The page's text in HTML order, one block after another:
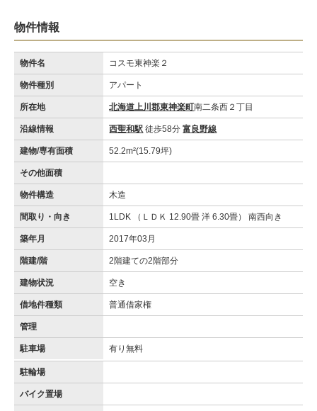
物件情報
物件名 コスモ東神楽２
物件種別 アパート
所在地 北海道上川郡東神楽町南二条西２丁目
沿線情報 西聖和駅 徒歩58分富良野線
建物/専有面積 52.2m²(15.79坪)
その他面積
物件構造 木造
間取り・向き 1LDK （ＬＤＫ 12.90畳 洋 6.30畳） 南西向き
築年月 2017年03月
階建/階 2階建ての2階部分
建物状況 空き
借地件種類 普通借家権
管理
駐車場 有り無料
駐輪場
バイク置場